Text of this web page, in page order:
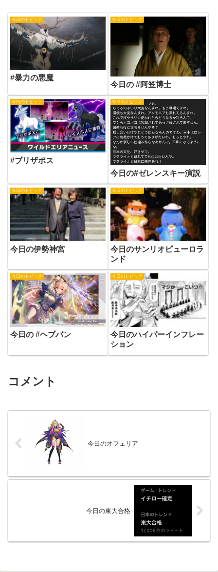
今日のトピック
#暴力の悪魔
今日のトピック
今日の #阿笠博士
今日のトピック
#ブリザポス
今日のトピック
今日の#ゼレンスキー演説
今日のトピック
今日の伊勢神宮
今日のトピック
今日のサンリオピューロラ
ンド
今日のトピック
今日の #ヘブバン
今日のトピック
今日のハイパーインフレー
ション
コメント
今日のオフェリア
今日の東大合格